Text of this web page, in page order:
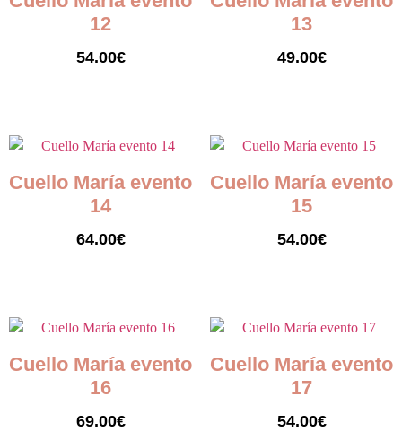
12
54.00€
13
49.00€
Cuello María evento
14
64.00€
Cuello María evento
15
54.00€
Cuello María evento
16
69.00€
Cuello María evento
17
54.00€